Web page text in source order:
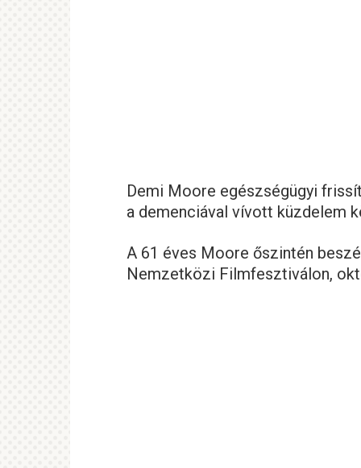
Demi Moore egészségügyi
a demenciával vívott küzdelem
A 61 éves Moore őszintén
Nemzetközi Filmfesztiválon,